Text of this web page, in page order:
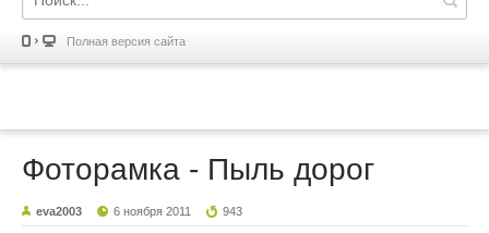
Полная версия сайта
Фоторамка - Пыль дорог
eva2003 6 ноября 2011 943